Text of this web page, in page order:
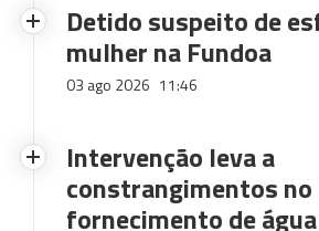
Detido suspeito de
mulher na Fundoa
03 ago 2026 11:46
Intervenção leva a
constrangimentos no
fornecimento de